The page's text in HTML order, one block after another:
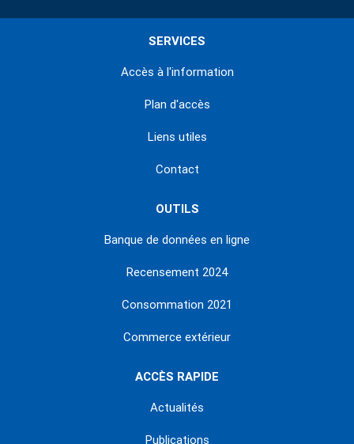
SERVICES
Accès à l'information
Plan d'accès
Liens utiles
Contact
OUTILS
Banque de données en ligne
Recensement 2024
Consommation 2021
Commerce extérieur
ACCÈS RAPIDE
Actualités
Publications